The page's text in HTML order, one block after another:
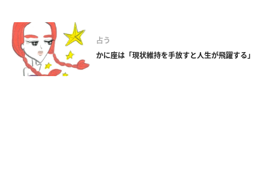
占う
かに座は「現状維持を手放すと人生が飛躍する」